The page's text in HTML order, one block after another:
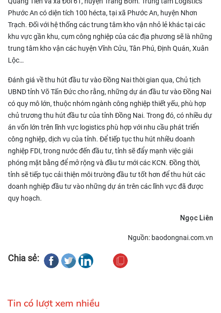
Phước An có diện tích 100 hécta, tại xã Phước An, huyện Nhơn
Trạch. Đối với hệ thống các trung tâm kho vận nhỏ lẻ khác tại các
khu vực gần khu, cụm công nghiệp của các địa phương sẽ là những
trung tâm kho vận các huyện Vĩnh Cửu, Tân Phú, Định Quán, Xuân
Lộc…
Đánh giá về thu hút đầu tư vào Đồng Nai thời gian qua, Chủ tịch
UBND tỉnh Võ Tấn Đức cho rằng, những dự án đầu tư vào Đồng Nai
có quy mô lớn, thuộc nhóm ngành công nghiệp thiết yếu, phù hợp
chủ trương thu hút đầu tư của tỉnh Đồng Nai. Trong đó, có nhiều dự
án vốn lớn trên lĩnh vực logistics phù hợp với nhu cầu phát triển
công nghiệp, dịch vụ của tỉnh. Để tiếp tục thu hút nhiều doanh
nghiệp FDI, trong nước đến đầu tư, tỉnh sẽ đẩy mạnh việc giải
phóng mặt bằng để mở rộng và đầu tư mới các KCN. Đồng thời,
tỉnh sẽ tiếp tục cải thiện môi trường đầu tư tốt hơn để thu hút các
doanh nghiệp đầu tư vào những dự án trên các lĩnh vực đã được
quy hoạch.
Ngọc Liên
Nguồn: baodongnai.com.vn
Chia sẻ:
Tin có lượt xem nhiều